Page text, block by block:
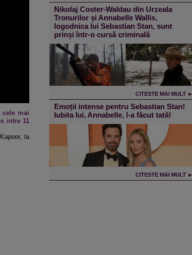
cele mai
intre 11
la
Nikolaj Coster-Waldau din Urzeala
Tronurilor și Annabelle Wallis,
logodnica lui Sebastian Stan, sunt
prinși într-o cursă criminală
CITESTE MAI MULT ►
Emoții intense pentru Sebastian Stan!
Iubita lui, Annabelle, l-a făcut tată!
CITESTE MAI MULT ►